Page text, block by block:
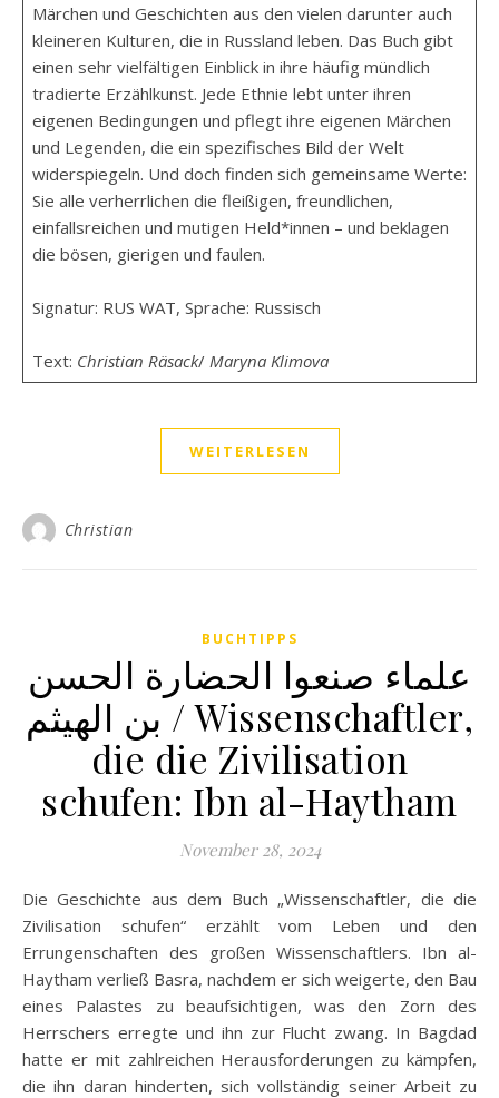
Märchen und Geschichten aus den vielen darunter auch
kleineren Kulturen, die in Russland leben. Das Buch gibt
einen sehr vielfältigen Einblick in ihre häufig mündlich
tradierte Erzählkunst. Jede Ethnie lebt unter ihren
eigenen Bedingungen und pflegt ihre eigenen Märchen
und Legenden, die ein spezifisches Bild der Welt
widerspiegeln. Und doch finden sich gemeinsame Werte:
Sie alle verherrlichen die fleißigen, freundlichen,
einfallsreichen und mutigen Held*innen – und beklagen
die bösen, gierigen und faulen.
Signatur: RUS WAT, Sprache: Russisch
Text: Christian Räsack/ Maryna Klimova
WEITERLESEN
Christian
BUCHTIPPS
علماء صنعوا الحضارة الحسن
بن الهيثم / Wissenschaftler,
die die Zivilisation
schufen: Ibn al-Haytham
November 28, 2024
Die Geschichte aus dem Buch „Wissenschaftler, die die
Zivilisation schufen“ erzählt vom Leben und den
Errungenschaften des großen Wissenschaftlers. Ibn al-
Haytham verließ Basra, nachdem er sich weigerte, den Bau
eines Palastes zu beaufsichtigen, was den Zorn des
Herrschers erregte und ihn zur Flucht zwang. In Bagdad
hatte er mit zahlreichen Herausforderungen zu kämpfen,
die ihn daran hinderten, sich vollständig seiner Arbeit zu